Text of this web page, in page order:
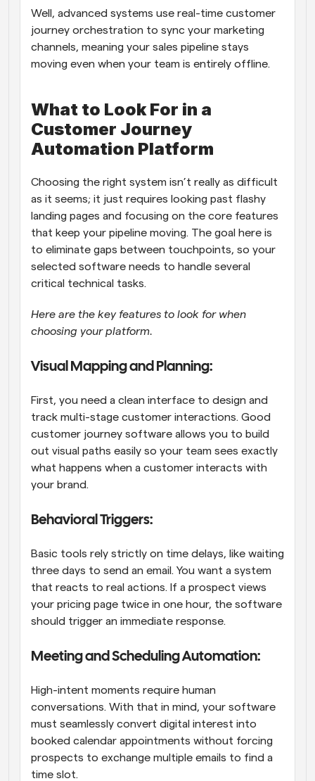
Well, advanced systems use real-time customer
journey orchestration to sync your marketing
channels, meaning your sales pipeline stays
moving even when your team is entirely offline.
What to Look For in a
Customer Journey
Automation Platform
Choosing the right system isn’t really as difficult
as it seems; it just requires looking past flashy
landing pages and focusing on the core features
that keep your pipeline moving. The goal here is
to eliminate gaps between touchpoints, so your
selected software needs to handle several
critical technical tasks.
Here are the key features to look for when
choosing your platform.
Visual Mapping and Planning:
First, you need a clean interface to design and
track multi-stage customer interactions. Good
customer journey software allows you to build
out visual paths easily so your team sees exactly
what happens when a customer interacts with
your brand.
Behavioral Triggers:
Basic tools rely strictly on time delays, like waiting
three days to send an email. You want a system
that reacts to real actions. If a prospect views
your pricing page twice in one hour, the software
should trigger an immediate response.
Meeting and Scheduling Automation:
High-intent moments require human
conversations. With that in mind, your software
must seamlessly convert digital interest into
booked calendar appointments without forcing
prospects to exchange multiple emails to find a
time slot.